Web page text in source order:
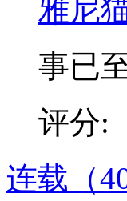
雅尼
事已
评分:
连载 （